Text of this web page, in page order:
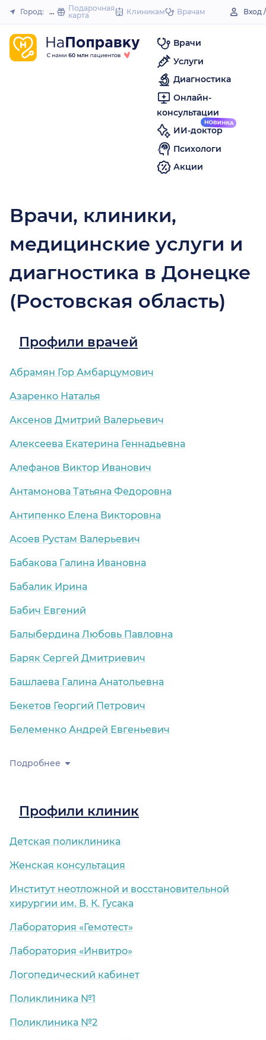
to
Закрыть
Город: Донецк (Ростовская область)
Подарочная
карта
Клиникам Врачам Вход
Врачи
Услуги
Диагностика
Онлайн-
консультации
ИИ-доктор
Психологи
Акции
Врачи, клиники,
медицинские услуги и
диагностика в Донецке
(Ростовская область)
Профили врачей
Абрамян Гор Амбарцумович
Азаренко Наталья
Аксенов Дмитрий Валерьевич
Алексеева Екатерина Геннадьевна
Алефанов Виктор Иванович
Антамонова Татьяна Федоровна
Антипенко Елена Викторовна
Асоев Рустам Валерьевич
Бабакова Галина Ивановна
Бабалик Ирина
Бабич Евгений
Балыбердина Любовь Павловна
Баряк Сергей Дмитриевич
Башлаева Галина Анатольевна
Бекетов Георгий Петрович
Белеменко Андрей Евгеньевич
Подробнее
Профили клиник
Детская поликлиника
Женская консультация
Институт неотложной и восстановительной
хирургии им. В. К. Гусака
Лаборатория «Гемотест»
Лаборатория «Инвитро»
Логопедический кабинет
Поликлиника №1
Поликлиника №2